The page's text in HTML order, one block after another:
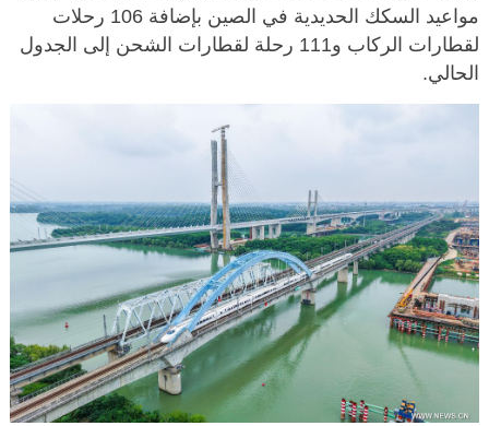
مواعيد السكك الحديدية في الصين بإضافة 106 رحلات
لقطارات الركاب و111 رحلة لقطارات الشحن إلى الجدول
الحالي.